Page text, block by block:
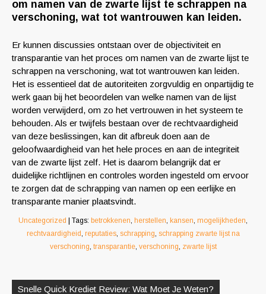
om namen van de zwarte lijst te schrappen na
verschoning, wat tot wantrouwen kan leiden.
Er kunnen discussies ontstaan over de objectiviteit en
transparantie van het proces om namen van de zwarte lijst te
schrappen na verschoning, wat tot wantrouwen kan leiden.
Het is essentieel dat de autoriteiten zorgvuldig en onpartijdig te
werk gaan bij het beoordelen van welke namen van de lijst
worden verwijderd, om zo het vertrouwen in het systeem te
behouden. Als er twijfels bestaan over de rechtvaardigheid
van deze beslissingen, kan dit afbreuk doen aan de
geloofwaardigheid van het hele proces en aan de integriteit
van de zwarte lijst zelf. Het is daarom belangrijk dat er
duidelijke richtlijnen en controles worden ingesteld om ervoor
te zorgen dat de schrapping van namen op een eerlijke en
transparante manier plaatsvindt.
Uncategorized | Tags: betrokkenen, herstellen, kansen, mogelijkheden,
rechtvaardigheid, reputaties, schrapping, schrapping zwarte lijst na
verschoning, transparantie, verschoning, zwarte lijst
Snelle Quick Krediet Review: Wat Moet Je Weten?